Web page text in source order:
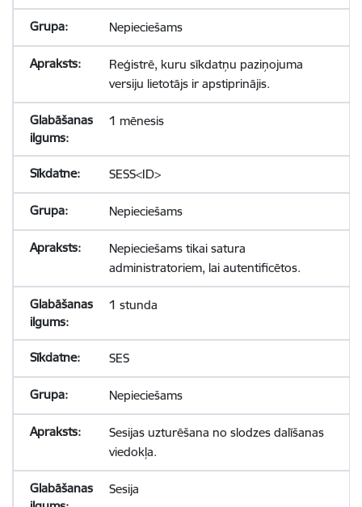
Nepieciešams
Reģistrē, kuru sīkdatņu paziņojuma
versiju lietotājs ir apstiprinājis.
1 mēnesis
SESS<ID>
Nepieciešams
Nepieciešams tikai satura
administratoriem, lai autentificētos.
1 stunda
SES
Nepieciešams
Sesijas uzturēšana no slodzes dalīšanas
viedokļa.
Sesija